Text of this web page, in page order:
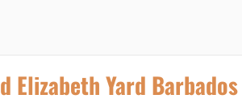
Yard